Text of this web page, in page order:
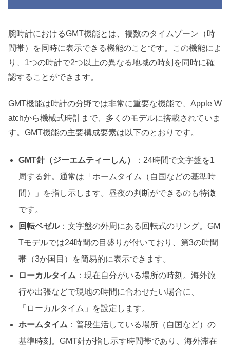
腕時計におけるGMT機能とは、複数のタイムゾーン（時
間帯）を同時に表示できる機能のことです。この機能によ
り、1つの時計で2つ以上の異なる地域の時刻を同時に確
認することができます。
GMT機能は時計の分野では非常に重要な機能で、Apple W
atchから機械式時計まで、多くのモデルに搭載されていま
す。GMT機能の主要構成要素は以下のとおりです。
GMT針（ジーエムティーしん）
：24時間で文字盤を1
周する針。通常は「ホームタイム（自国などの基準時
間）」を指し示します。昼夜の判断ができるのも特徴
です。
回転ベゼル：文字盤の外周にある回転式のリング。GM
Tモデルでは24時間の目盛りが付いており、第3の時間
帯（3か国目）を簡易的に表示できます。
ローカルタイム ：現在自分がいる場所の時刻。海外旅
行や出張などで現地の時間に合わせたい場合に、
「ローカルタイム」を設定します。
ホームタイム ：普段生活している場所（自国など）の
基準時刻。GMT針が指し示す時間帯であり、海外滞在